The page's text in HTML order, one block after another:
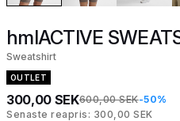
hmlACTIVE
Sweatshirt
OUTLET
300,00 SEK600,00 SEK-50%
Senaste reapris: 300,00 SEK